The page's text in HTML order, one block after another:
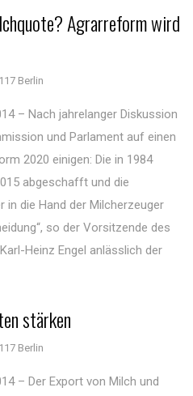
Agrarreform wird
Berlin
– Nach jahrelanger Diskussion
und Parlament auf einen
2020 einigen: Die in 1984
abgeschafft und die
in die Hand der Milcherzeuger
so der Vorsitzende des
Heinz Engel anlässlich der
stärken
Berlin
– Der Export von Milch und